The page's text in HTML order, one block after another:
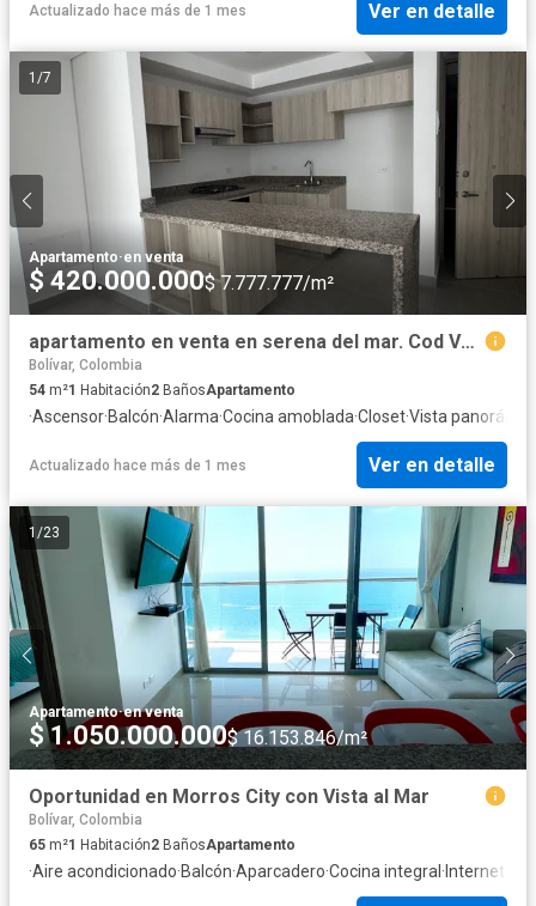
Actualizado hace más de 1 mes Ver en detalle
1 /7
Apartamento·en venta
$ 420.000.000$ 7.777.777/m²
apartamento en venta en serena del mar. Cod V1541
Bolívar, Colombia
54 m²1 Habitación2 BañosApartamento
·Ascensor·Balcón·Alarma·Cocina amoblada·Closet·Vista
Actualizado hace más de 1 mes Ver en detalle
1 /23
Apartamento·en venta
$ 1.050.000.000$ 16.153.846/m²
Oportunidad en Morros City con Vista al Mar
Bolívar, Colombia
65 m²1 Habitación2 BañosApartamento
·Aire acondicionado·Balcón·Aparcadero·Cocina integral·Internet